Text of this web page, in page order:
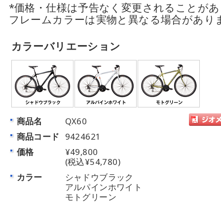
*価格・仕様は予告なく変更されることが
フレームカラーは実物と異なる場合があり
カラーバリエーション
商品名
QX60
商品コード
9424621
価格
¥49,800
(税込¥54,780)
カラー
シャドウブラック
アルパインホワイト
モトグリーン